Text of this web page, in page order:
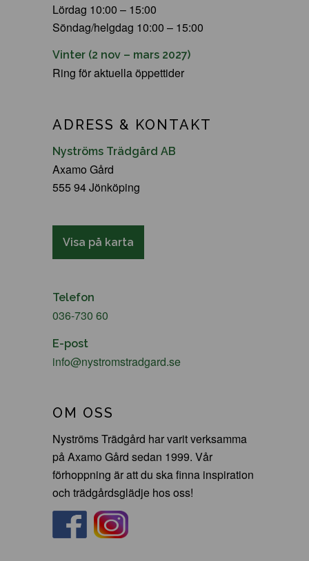
Lördag 10:00 – 15:00
Söndag/helgdag 10:00 – 15:00
Vinter (2 nov – mars 2027)
Ring för aktuella öppettider
ADRESS & KONTAKT
Nyströms Trädgård AB
Axamo Gård
555 94 Jönköping
Visa på karta
Telefon
036-730 60
E-post
info@nystromstradgard.se
OM OSS
Nyströms Trädgård har varit verksamma
på Axamo Gård sedan 1999. Vår
förhoppning är att du ska finna inspiration
och trädgårdsglädje hos oss!